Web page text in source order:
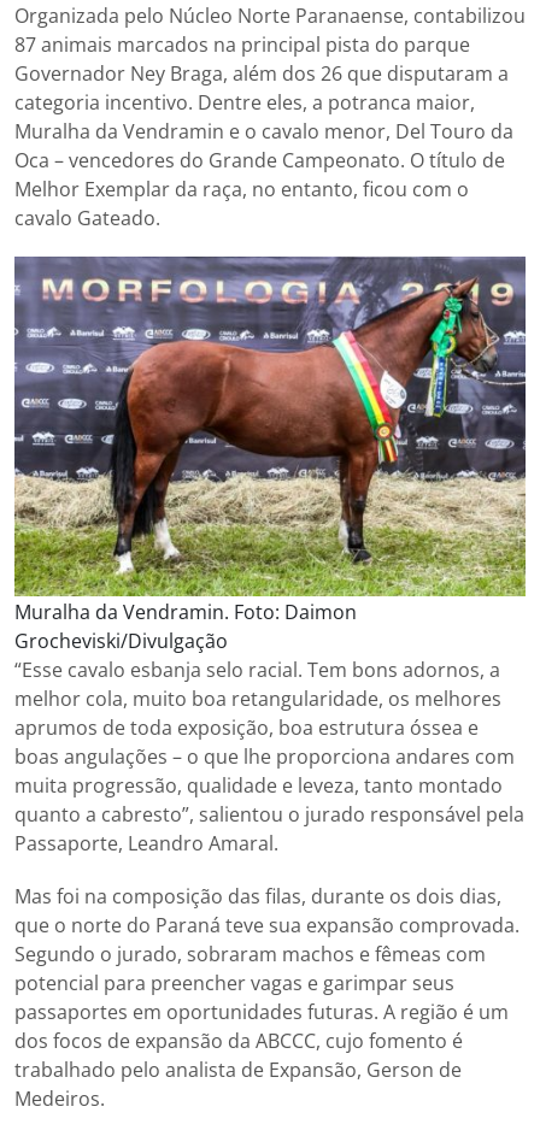
Organizada pelo Núcleo Norte Paranaense, contabilizou
87 animais marcados na principal pista do parque
Governador Ney Braga, além dos 26 que disputaram a
categoria incentivo. Dentre eles, a potranca maior,
Muralha da Vendramin e o cavalo menor, Del Touro da
Oca – vencedores do Grande Campeonato. O título de
Melhor Exemplar da raça, no entanto, ficou com o
cavalo Gateado.
Muralha da Vendramin. Foto: Daimon
Grocheviski/Divulgação
“Esse cavalo esbanja selo racial. Tem bons adornos, a
melhor cola, muito boa retangularidade, os melhores
aprumos de toda exposição, boa estrutura óssea e
boas angulações – o que lhe proporciona andares com
muita progressão, qualidade e leveza, tanto montado
quanto a cabresto”, salientou o jurado responsável pela
Passaporte, Leandro Amaral.
Mas foi na composição das filas, durante os dois dias,
que o norte do Paraná teve sua expansão comprovada.
Segundo o jurado, sobraram machos e fêmeas com
potencial para preencher vagas e garimpar seus
passaportes em oportunidades futuras. A região é um
dos focos de expansão da ABCCC, cujo fomento é
trabalhado pelo analista de Expansão, Gerson de
Medeiros.